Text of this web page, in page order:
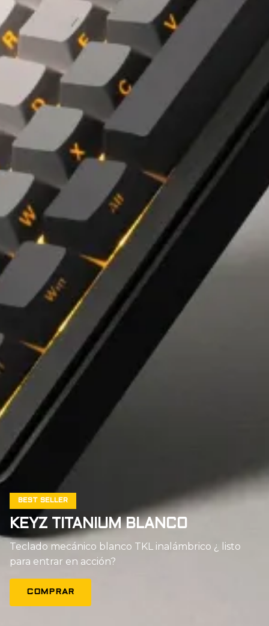
BEST SELLER
KEYZ TITANIUM BLANCO
Teclado mecánico blanco TKL inalámbrico ¿ listo
para entrar en acción?
COMPRAR